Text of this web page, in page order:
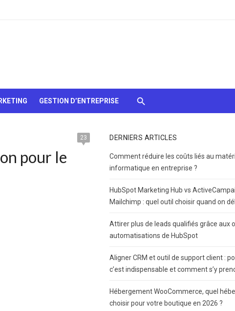
chocolats…
GESTION D’ENTREPRISE
23
pour le
DERNIERS ARTICLES
Comment réduire les coûts liés au
informatique en entreprise ?
HubSpot Marketing Hub vs
Mailchimp : quel outil choisir quand on
Attirer plus de leads qualifiés grâce aux
automatisations de HubSpot
Aligner CRM et outil de support client :
c’est indispensable et comment s’y
Hébergement WooCommerce, quel
choisir pour votre boutique en 2026 ?